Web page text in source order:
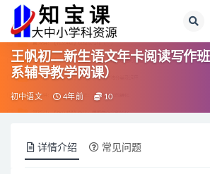
王帆初二新生语文年卡阅读写作
系辅导教学网课）
初中语文 4年前 10
详情介绍 常见问题
全部